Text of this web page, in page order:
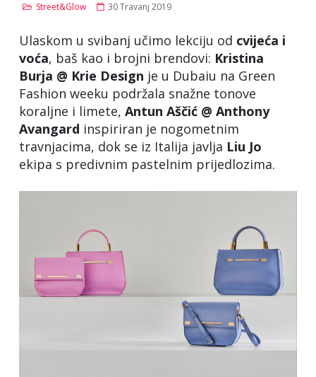
Street&Glow 30 Travanj 2019
Ulaskom u svibanj učimo lekciju od cvijeća i
voća, baš kao i brojni brendovi: Kristina
Burja @ Krie Design je u Dubaiu na Green
Fashion weeku podržala snažne tonove
koraljne i limete, Antun Aščić @ Anthony
Avangard inspiriran je nogometnim
travnjacima, dok se iz Italija javlja Liu Jo
ekipa s predivnim pastelnim prijedlozima.